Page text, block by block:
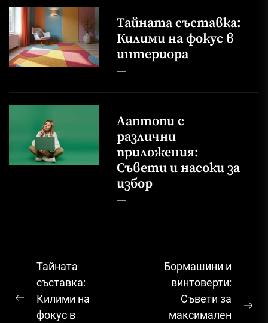
Тайната съставка:
Килими на фокус в
интериора
Лаптопи с
различни
приложения:
Съвети и насоки за
избор
Навигация
Previous
Тайната
съставка:
Килими на
фокус в
Бормашини и
винтоверти:
Съвети за
максимален